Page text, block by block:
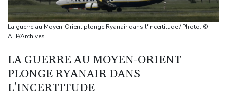
A Kiev, dernier adieu à un bénévole qui a consacré sa vie aux
morts
Euro d'athlétisme: Duplantis, Werro, Jacobs, les stars à suivre à
Violences sexuelles sur mineurs: un courrier de Darmanin pointe
les défaillances des enquêtes
Le Sénat américain approuve la nomination de Todd Blanche
La guerre au Moyen-Orient plonge Ryanair dans l'incertitude / Photo: ©
AFP/Archives
LA GUERRE AU MOYEN-ORIENT
PLONGE RYANAIR DANS
L'INCERTITUDE